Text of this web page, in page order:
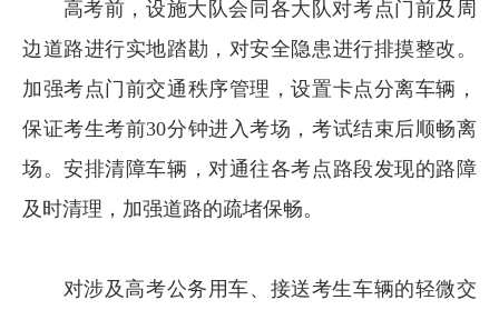
高考前，设施大队会同各大队对考点门前及周
边道路进行实地踏勘，对安全隐患进行排摸整改。
加强考点门前交通秩序管理，设置卡点分离车辆，
保证考生考前30分钟进入考场，考试结束后顺畅离
场。安排清障车辆，对通往各考点路段发现的路障
及时清理，加强道路的疏堵保畅。
对涉及高考公务用车、接送考生车辆的轻微交